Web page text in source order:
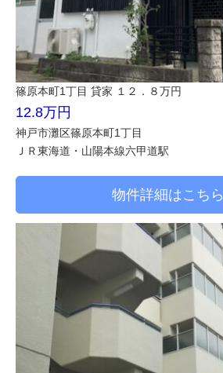
篠原本町1丁目 貸家 １２．８万円
12.8万円
神戸市灘区篠原本町1丁目
ＪＲ東海道・山陽本線六甲道駅
物件詳細はこちら